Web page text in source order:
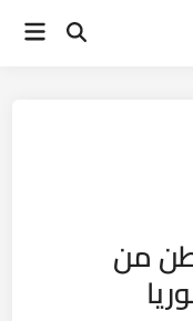
Open
ألف طن من